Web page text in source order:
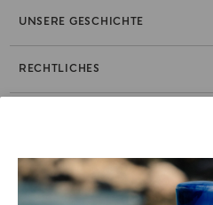
UNSERE GESCHICHTE
RECHTLICHES